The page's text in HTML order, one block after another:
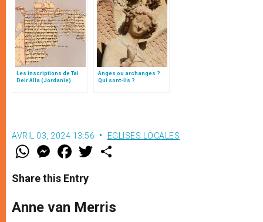
Les inscriptions de Tal
Deir Alla (Jordanie)
Anges ou archanges ?
Qui sont-ils ?
AVRIL 03, 2024 13:56 EGLISES LOCALES
W
t
s
p
p
M
e
s
e
g
e
F
a
e
b
o
k
w
r
Share this Entry
Anne van Merris